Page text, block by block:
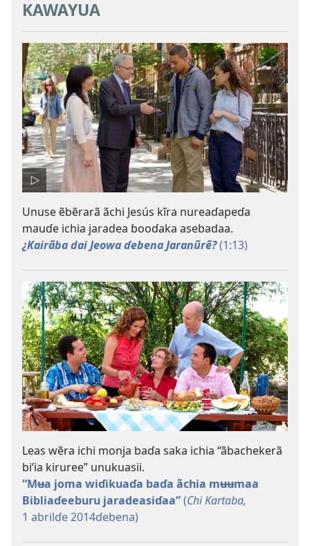
KAWAYUA
Unuse ẽbẽrarã ãchi Jesús kĩra nureaɗapeɗa
mauɗe ichia jaradea ɓooɗaka asebadaa.
¿Kairãba dai Jeowa ɗebena Jaranũrẽ?(1:13)
Leas wẽra ichi monja baɗa saka ichia “ãbachekerã
biʼia kiruree” unukuasii.
“Mʉa joma wiɗikuaɗa baɗa ãchia mʉʉmaa
Bibliaɗeeburu jaradeasiɗaa”(Chi Kartaba,
1 abrilɗe 2014ɗebena)